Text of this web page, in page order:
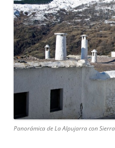
Panorámica de La Alpujarra con